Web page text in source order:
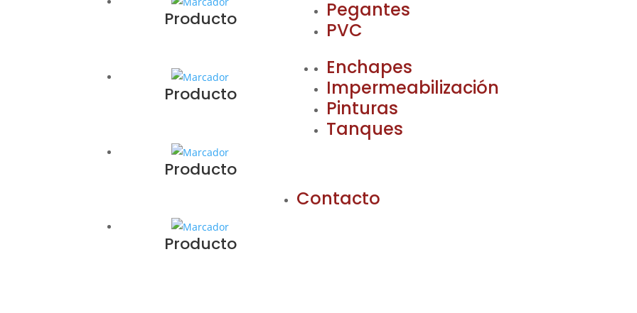
Pegantes
PVC
Enchapes
Impermeabilización
Pinturas
Tanques
Contacto
Producto
Producto
Producto
Producto